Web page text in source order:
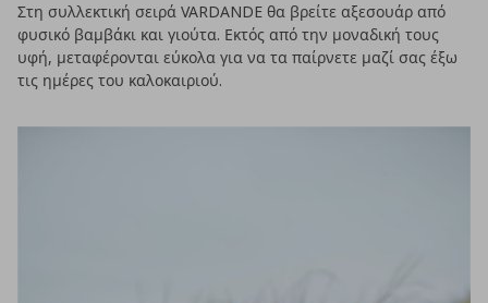
Στη συλλεκτική σειρά VARDANDE θα βρείτε αξεσουάρ από
φυσικό βαμβάκι και γιούτα. Εκτός από την μοναδική τους
υφή, μεταφέρονται εύκολα για να τα παίρνετε μαζί σας έξω
τις ημέρες του καλοκαιριού.